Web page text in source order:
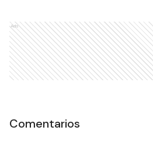
Ads
Comentarios